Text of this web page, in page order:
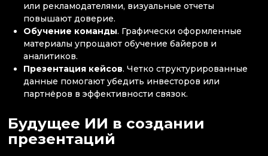
или рекламодателями, визуальные отчеты
повышают доверие.
Обучение команды. Графически оформленные
материалы упрощают обучение байеров и
аналитиков.
Презентация кейсов. Четко структурированные
данные помогают убедить инвесторов или
партнёров в эффективности связок.
Будущее ИИ в создании
презентаций